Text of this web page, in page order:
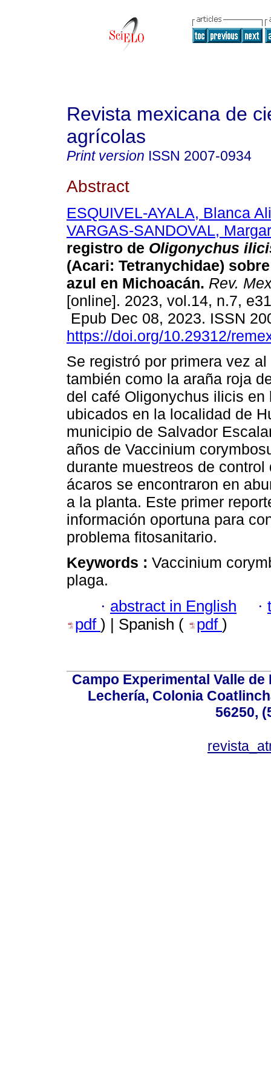
Revista mexicana de
agrícolas
Print version ISSN 2007-0934
Abstract
ESQUIVEL-AYALA, Blanca
VARGAS-SANDOVAL,
registro de Oligonychus
(Acari: Tetranychidae)
azul en Michoacán. Rev.
[online]. 2023, vol.14, n.7,
Epub Dec 08, 2023. ISSN
https://doi.org/10.29312/
Se registró por primera vez
también como la araña roja
del café Oligonychus ilicis en
ubicados en la localidad de
municipio de Salvador
años de Vaccinium
durante muestreos de
ácaros se encontraron en
a la planta. Este primer
información oportuna para
problema fitosanitario.
Keywords : Vaccinium
plaga.
· abstract in English ·
pdf ) | Spanish ( pdf )
Campo Experimental Valle
Lechería, Colonia
56250,